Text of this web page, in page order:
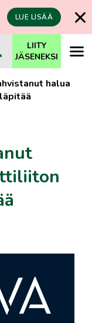
LUE LISÄÄ
LIITY
JÄSENEKSI
halua